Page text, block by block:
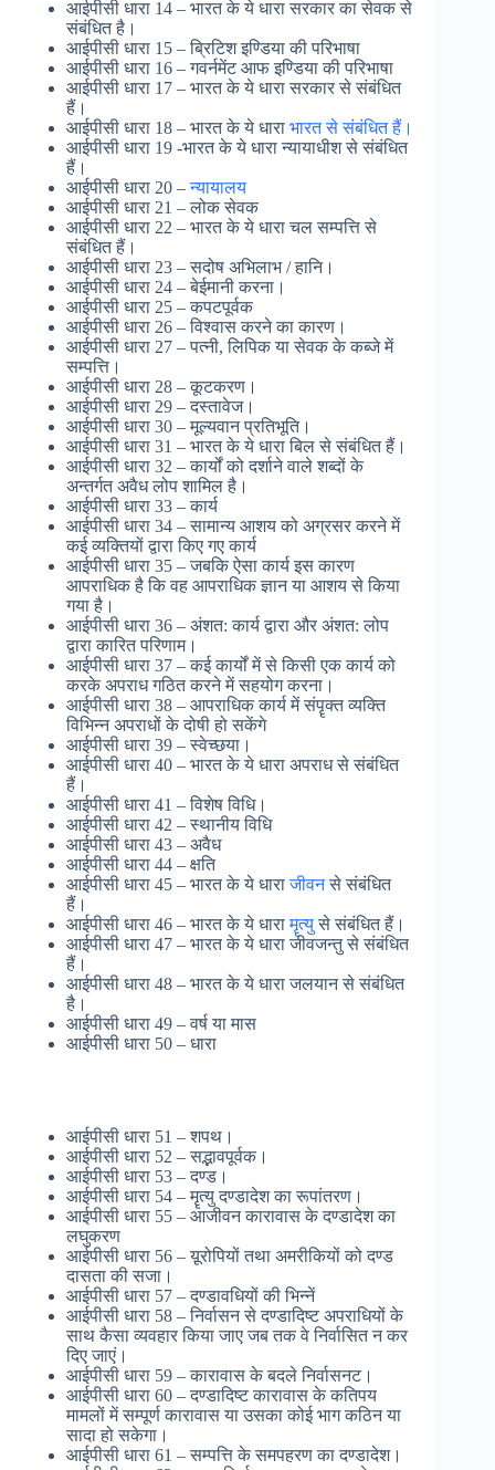
आईपीसी धारा 14 – भारत के ये धारा सरकार का सेवक से
संबंधित है।
आईपीसी धारा 15 – ब्रिटिश इण्डिया की परिभाषा
आईपीसी धारा 16 – गवर्नमेंट आफ इण्डिया की परिभाषा
आईपीसी धारा 17 – भारत के ये धारा सरकार से संबंधित
हैं।
आईपीसी धारा 18 – भारत के ये धारा भारत से संबंधित हैं।
आईपीसी धारा 19 -भारत के ये धारा न्यायाधीश से संबंधित
हैं।
आईपीसी धारा 20 –न्यायालय
आईपीसी धारा 21 – लोक सेवक
आईपीसी धारा 22 – भारत के ये धारा चल सम्पत्ति से
संबंधित हैं।
आईपीसी धारा 23 – सदोष अभिलाभ / हानि।
आईपीसी धारा 24 – बेईमानी करना।
आईपीसी धारा 25 – कपटपूर्वक
आईपीसी धारा 26 – विश्वास करने का कारण।
आईपीसी धारा 27 – पत्नी, लिपिक या सेवक के कब्जे में
सम्पत्ति।
आईपीसी धारा 28 – कूटकरण।
आईपीसी धारा 29 – दस्तावेज।
आईपीसी धारा 30 – मूल्यवान प्रतिभूति।
आईपीसी धारा 31 – भारत के ये धारा बिल से संबंधित हैं।
आईपीसी धारा 32 – कार्यों को दर्शाने वाले शब्दों के
अन्तर्गत अवैध लोप शामिल है।
आईपीसी धारा 33 – कार्य
आईपीसी धारा 34 – सामान्य आशय को अग्रसर करने में
कई व्यक्तियों द्वारा किए गए कार्य
आईपीसी धारा 35 – जबकि ऐसा कार्य इस कारण
आपराधिक है कि वह आपराधिक ज्ञान या आशय से किया
गया है।
आईपीसी धारा 36 – अंशत: कार्य द्वारा और अंशत: लोप
द्वारा कारित परिणाम।
आईपीसी धारा 37 – कई कार्यों में से किसी एक कार्य को
करके अपराध गठित करने में सहयोग करना।
आईपीसी धारा 38 – आपराधिक कार्य में संपॄक्त व्यक्ति
विभिन्न अपराधों के दोषी हो सकेंगे
आईपीसी धारा 39 – स्वेच्छया।
आईपीसी धारा 40 – भारत के ये धारा अपराध से संबंधित
हैं।
आईपीसी धारा 41 – विशेष विधि।
आईपीसी धारा 42 – स्थानीय विधि
आईपीसी धारा 43 – अवैध
आईपीसी धारा 44 – क्षति
आईपीसी धारा 45 – भारत के ये धाराजीवनसे संबंधित
हैं।
आईपीसी धारा 46 – भारत के ये धारामॄत्युसे संबंधित हैं।
आईपीसी धारा 47 – भारत के ये धारा जीवजन्तु से संबंधित
हैं।
आईपीसी धारा 48 – भारत के ये धारा जलयान से संबंधित
है।
आईपीसी धारा 49 – वर्ष या मास
आईपीसी धारा 50 – धारा
आईपीसी धारा 51 – शपथ।
आईपीसी धारा 52 – सद्भावपूर्वक।
आईपीसी धारा 53 – दण्ड।
आईपीसी धारा 54 – मॄत्यु दण्डादेश का रूपांतरण।
आईपीसी धारा 55 – आजीवन कारावास के दण्डादेश का
लघुकरण
आईपीसी धारा 56 – य़ूरोपियों तथा अमरीकियों को दण्ड
दासता की सजा।
आईपीसी धारा 57 – दण्डावधियों की भिन्नें
आईपीसी धारा 58 – निर्वासन से दण्डादिष्ट अपराधियों के
साथ कैसा व्यवहार किया जाए जब तक वे निर्वासित न कर
दिए जाएं।
आईपीसी धारा 59 – कारावास के बदले निर्वासनट।
आईपीसी धारा 60 – दण्डादिष्ट कारावास के कतिपय
मामलों में सम्पूर्ण कारावास या उसका कोई भाग कठिन या
सादा हो सकेगा।
आईपीसी धारा 61 – सम्पत्ति के समपहरण का दण्डादेश।